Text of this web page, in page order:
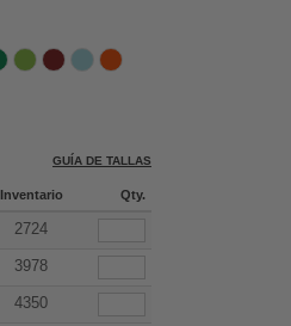
GUÍA DE TALLAS
Inventario Qty.
2724
3978
4350